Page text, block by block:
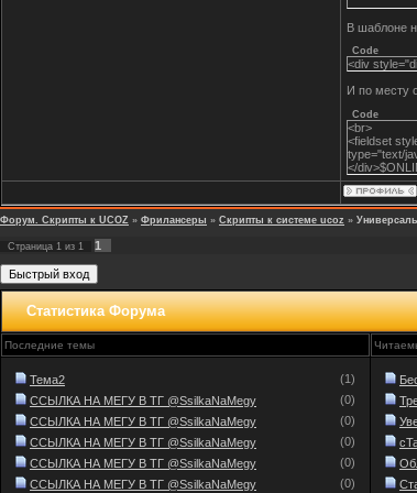
В шаблоне
Code
<div
И по месту
Code
<br>
<fieldset
type="text/
</
Форум. Скрипты к UCOZ » Фрилансеры » Скрипты к системе ucoz »
Страница 1 из 1
1
Статистика Форума
Последние темы
Тема2
(1)
ССЫЛКА НА МЕГУ В ТГ @SsilkaNaMegy
(0)
ССЫЛКА НА МЕГУ В ТГ @SsilkaNaMegy
(0)
ССЫЛКА НА МЕГУ В ТГ @SsilkaNaMegy
(0)
ССЫЛКА НА МЕГУ В ТГ @SsilkaNaMegy
(0)
ССЫЛКА НА МЕГУ В ТГ @SsilkaNaMegy
(0)